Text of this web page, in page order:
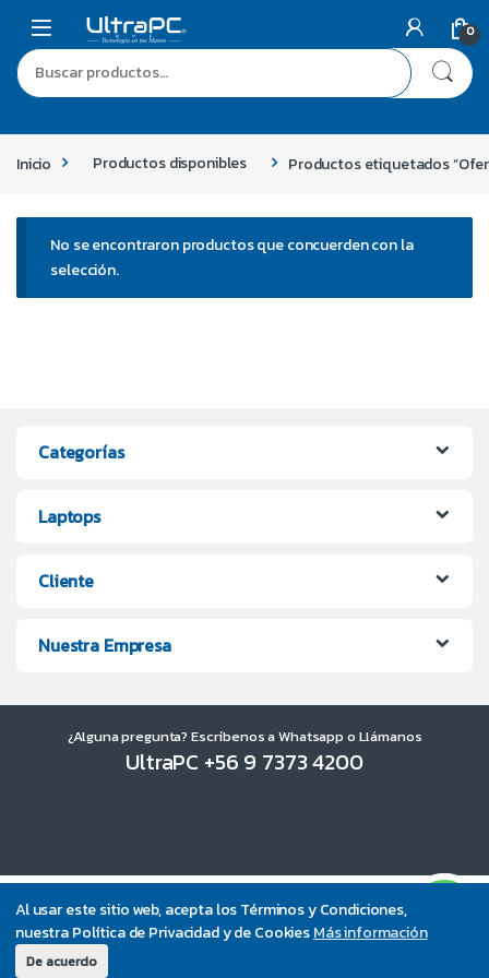
Al usar este sitio web, acepta los Términos y Condiciones,
nuestra Política de Privacidad y de CookiesMás información
De acuerdo
0
Inicio Productos disponibles Productos etiquetados
No se encontraron productos que concuerden con la
selección.
Categorías
Laptops
Cliente
Nuestra Empresa
¿Alguna pregunta? Escríbenos a Whatsapp o Llámanos
UltraPC +56 9 7373 4200